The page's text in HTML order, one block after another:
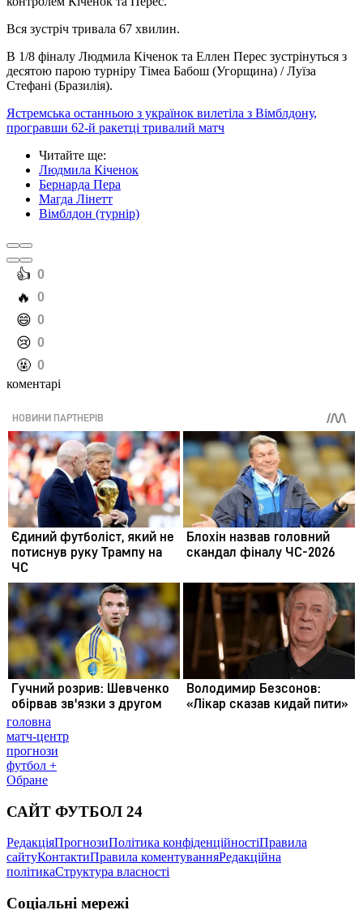
Вся зустріч тривала 67 хвилин.
В 1/8 фіналу Людмила Кіченок та Еллен Перес зустрінуться з
десятою парою турніру Тімеа Бабош (Угорщина) / Луїза
Стефані (Бразилія).
Ястремська останньою з українок вилетіла з Вімблдону,
програвши 62-й ракетці тривалий матч
Читайте ще:
Людмила Кіченок
Бернарда Пера
Магда Лінетт
Вімблдон (турнір)
️👍 0
️🔥 0
️😄 0
️😢 0
️🤬 0
коментарі
головна
матч-центр
прогнози
футбол +
Обране
САЙТ ФУТБОЛ 24
РедакціяПрогнозиПолітика конфіденційностіПравила
сайтуКонтактиПравила коментуванняРедакційна
політикаСтруктура власності
Соціальні мережі